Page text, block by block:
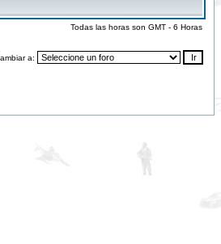
Todas las horas son GMT - 6 Horas
a: